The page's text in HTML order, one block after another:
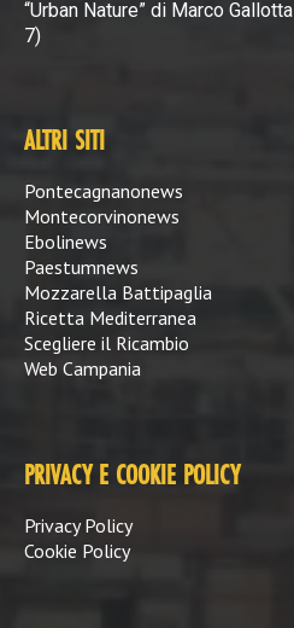
“Urban Nature” di Marco
7)
ALTRI SITI
Pontecagnanonews
Montecorvinonews
Ebolinews
Paestumnews
Mozzarella Battipaglia
Ricetta Mediterranea
Scegliere il Ricambio
Web Campania
PRIVACY E COOKIE POLICY
Privacy Policy
Cookie Policy